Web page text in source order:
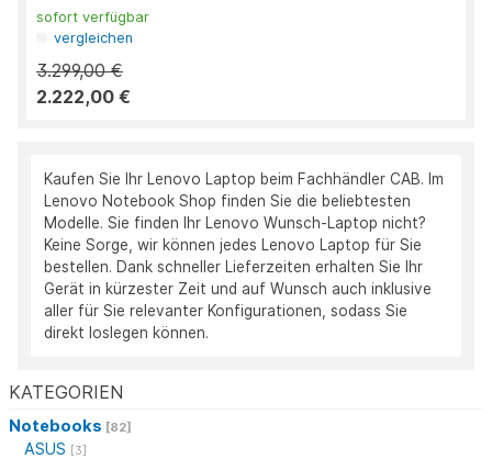
KATEGORIEN
Notebooks [82]
ASUS [3]
sofort verfügbar
vergleichen
3.299,00 €
2.222,00 €
Kaufen Sie Ihr Lenovo Laptop beim Fachhändler CAB. Im
Lenovo Notebook Shop finden Sie die beliebtesten
Modelle. Sie finden Ihr Lenovo Wunsch-Laptop nicht?
Keine Sorge, wir können jedes Lenovo Laptop für Sie
bestellen. Dank schneller Lieferzeiten erhalten Sie Ihr
Gerät in kürzester Zeit und auf Wunsch auch inklusive
aller für Sie relevanter Konfigurationen, sodass Sie
direkt loslegen können.